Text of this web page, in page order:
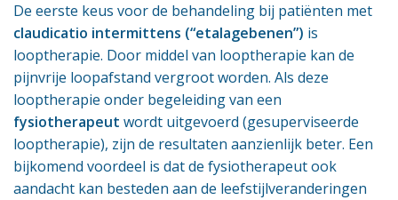
De eerste keus voor de behandeling bij patiënten met
claudicatio intermittens (“etalagebenen”) is
looptherapie. Door middel van looptherapie kan de
pijnvrije loopafstand vergroot worden. Als deze
looptherapie onder begeleiding van een
fysiotherapeut wordt uitgevoerd (gesuperviseerde
looptherapie), zijn de resultaten aanzienlijk beter. Een
bijkomend voordeel is dat de fysiotherapeut ook
aandacht kan besteden aan de leefstijlveranderingen